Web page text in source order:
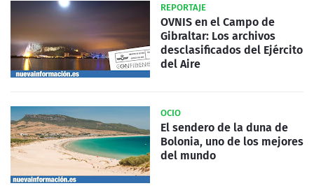
REPORTAJE
OVNIS en el Campo de
Gibraltar: Los archivos
desclasificados del Ejército
del Aire
OCIO
El sendero de la duna de
Bolonia, uno de los mejores
del mundo